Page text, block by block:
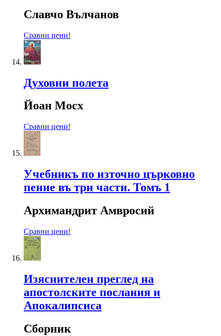
Славчо Вълчанов
Сравни цени!
Духовни полета
Йоан Мосх
Сравни цени!
Учебникъ по източно църковно
пение въ три части. Томъ 1
Архимандрит Амвросий
Сравни цени!
Изяснителен преглед на
апостолските послания и
Апокалипсиса
Сборник